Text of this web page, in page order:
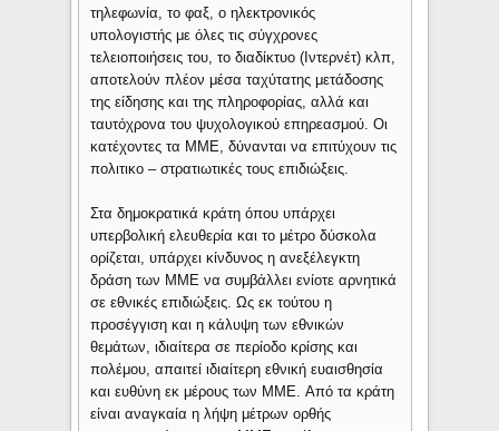
τηλεφωνία, το φαξ, ο ηλεκτρονικός
υπολογιστής με όλες τις σύγχρονες
τελειοποιήσεις του, το διαδίκτυο (Ιντερνέτ) κλπ,
αποτελούν πλέον μέσα ταχύτατης μετάδοσης
της είδησης και της πληροφορίας, αλλά και
ταυτόχρονα του ψυχολογικού επηρεασμού. Οι
κατέχοντες τα ΜΜΕ, δύνανται να επιτύχουν τις
πολιτικο – στρατιωτικές τους επιδιώξεις.
Στα δημοκρατικά κράτη όπου υπάρχει
υπερβολική ελευθερία και το μέτρο δύσκολα
ορίζεται, υπάρχει κίνδυνος η ανεξέλεγκτη
δράση των ΜΜΕ να συμβάλλει ενίοτε αρνητικά
σε εθνικές επιδιώξεις. Ως εκ τούτου η
προσέγγιση και η κάλυψη των εθνικών
θεμάτων, ιδιαίτερα σε περίοδο κρίσης και
πολέμου, απαιτεί ιδιαίτερη εθνική ευαισθησία
και ευθύνη εκ μέρους των ΜΜΕ. Aπό τα κράτη
είναι αναγκαία η λήψη μέτρων ορθής